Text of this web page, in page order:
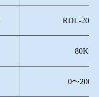
RDL-
80KPa
0～